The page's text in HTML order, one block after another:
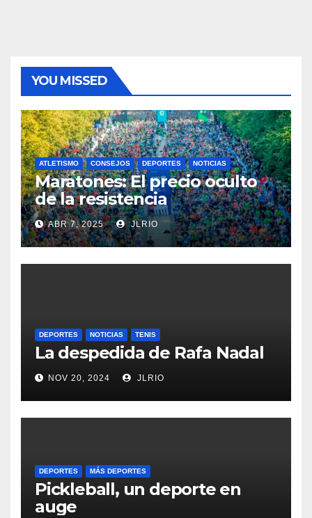
YOU MISSED
ATLETISMO CONSEJOS DEPORTES NOTICIAS
Maratones: El precio oculto
de la resistencia
ABR 7, 2025 JLRIO
DEPORTES NOTICIAS TENIS
La despedida de Rafa Nadal
NOV 20, 2024 JLRIO
DEPORTES MÁS DEPORTES
Pickleball, un deporte en
auge